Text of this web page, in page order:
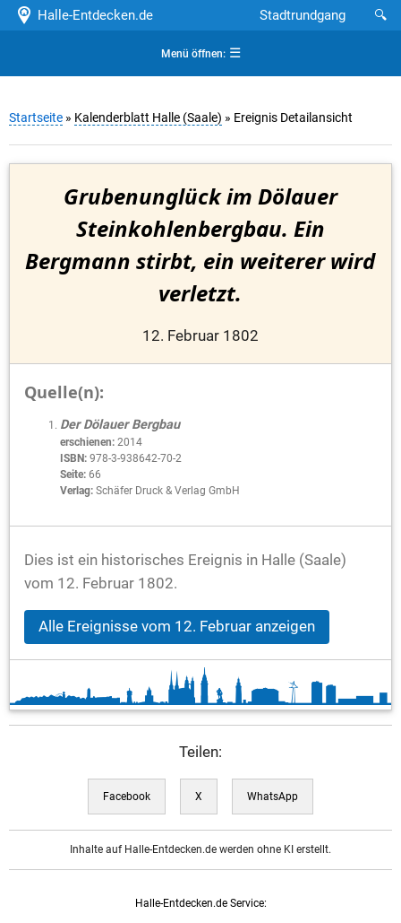
Halle-Entdecken.de 🔍
Stadtrundgang
Menü öffnen:☰
Startseite » Kalenderblatt Halle (Saale) » Ereignis Detailansicht
Grubenunglück im Dölauer
Steinkohlenbergbau. Ein
Bergmann stirbt, ein weiterer wird
verletzt.
12. Februar 1802
Quelle(n):
Der Dölauer Bergbau
erschienen: 2014
ISBN: 978-3-938642-70-2
Seite: 66
Verlag: Schäfer Druck & Verlag GmbH
Dies ist ein historisches Ereignis in Halle (Saale)
vom 12. Februar 1802.
Alle Ereignisse vom 12. Februar anzeigen
Teilen:
Facebook X WhatsApp
Inhalte auf Halle-Entdecken.de werden ohne KI erstellt.
Halle-Entdecken.de Service: